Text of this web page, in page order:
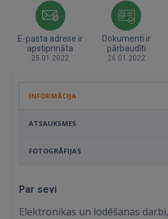
E-pasta adrese ir
apstiprināta
25.01.2022
Dokumenti ir
pārbaudīti
26.01.2022
INFORMĀCIJA
ATSAUKSMES
FOTOGRĀFIJAS
Par sevi
Elektronikas un lodēšanas